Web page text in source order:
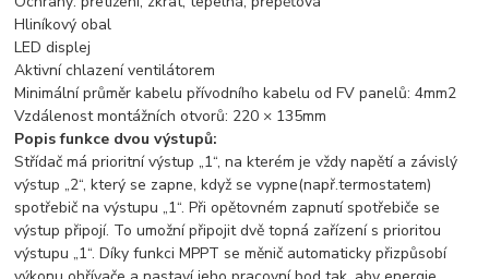
Hliníkový obal
LED displej
Aktivní chlazení ventilátorem
Minimální průměr kabelu přívodního kabelu od FV panelů: 4mm2
Vzdálenost montážních otvorů: 220 × 135mm
Popis funkce dvou výstupů:
Střídač má prioritní výstup „1“, na kterém je vždy napětí a závislý
výstup „2“, který se zapne, když se vypne(např.ter­mostatem)
spotřebič na výstupu „1“. Při opětovném zapnutí spotřebiče se
výstup připojí. To umožní připojit dvě topná zařízení s prioritou
výstupu „1“. Díky funkci MPPT se měnič automaticky přizpůsobí